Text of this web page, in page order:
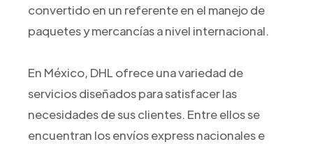
convertido en un referente en el manejo de
paquetes y mercancías a nivel internacional.
En México, DHL ofrece una variedad de
servicios diseñados para satisfacer las
necesidades de sus clientes. Entre ellos se
encuentran los envíos express nacionales e